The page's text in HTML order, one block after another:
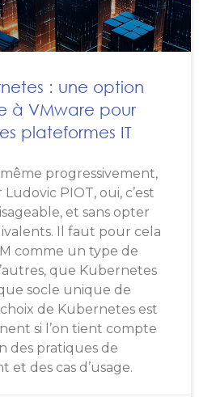
: une option
à VMware pour
plateformes IT
progressivement,
PIOT, oui, c’est
et sans opter
Il faut pour cela
comme un type de
que Kubernetes
socle unique de
de Kubernetes est
si l’on tient compte
des pratiques de
et des cas d’usage.